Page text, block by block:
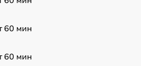
60 мин
60 мин